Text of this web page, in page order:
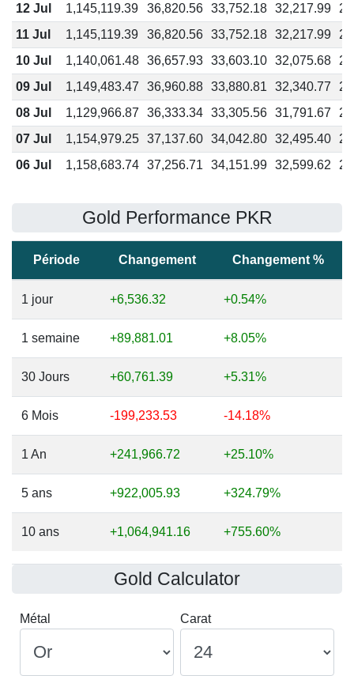
12 Jul
1,145,119.39 36,820.56 33,752.18 32,217.99
11 Jul
1,145,119.39 36,820.56 33,752.18 32,217.99
10 Jul
1,140,061.48 36,657.93 33,603.10 32,075.68
09 Jul
1,149,483.47 36,960.88 33,880.81 32,340.77
08 Jul
1,129,966.87 36,333.34 33,305.56 31,791.67
07 Jul
1,154,979.25 37,137.60 34,042.80 32,495.40
06 Jul
1,158,683.74 37,256.71 34,151.99 32,599.62
Gold Performance PKR
Période Changement Changement %
1 jour +6,536.32 +0.54%
1 semaine +89,881.01 +8.05%
30 Jours +60,761.39 +5.31%
6 Mois -199,233.53 -14.18%
1 An +241,966.72 +25.10%
5 ans +922,005.93 +324.79%
10 ans +1,064,941.16 +755.60%
Gold Calculator
Métal Carat